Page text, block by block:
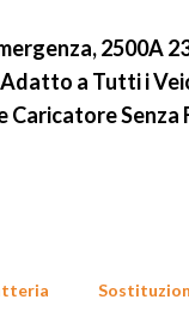
2500A
a Tutti i
Caricatore Senza